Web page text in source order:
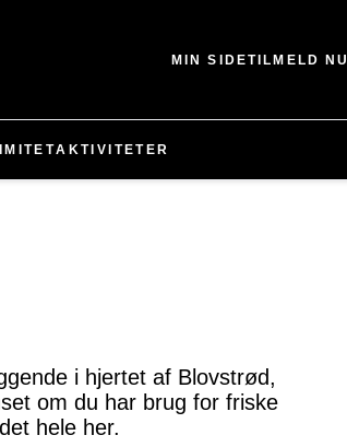
MIN SIDETILMELD NU
AKTIVITETER
i hjertet af Blovstrød,
om du har brug for friske
hele her.